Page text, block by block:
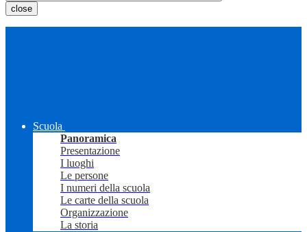
close
Scuola
Panoramica
Presentazione
I luoghi
Le persone
I numeri della scuola
Le carte della scuola
Organizzazione
La storia